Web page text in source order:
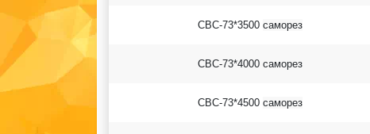
СВС-73*3500 саморез
СВС-73*4000 саморез
СВС-73*4500 саморез